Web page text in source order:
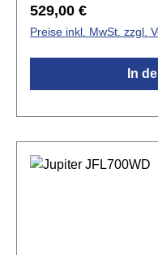
versilbertKorpus:
FußMechanik:
KlappenarmeOffset-
Tonlöchertraditionelle
Regulärer Preis:
529,00 €
Preise inkl. MwSt. zzgl.
In